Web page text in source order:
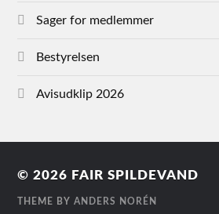
Sager for medlemmer
Bestyrelsen
Avisudklip 2026
© 2026 FAIR SPILDEVAND
THEME BYANDERS NORÉN